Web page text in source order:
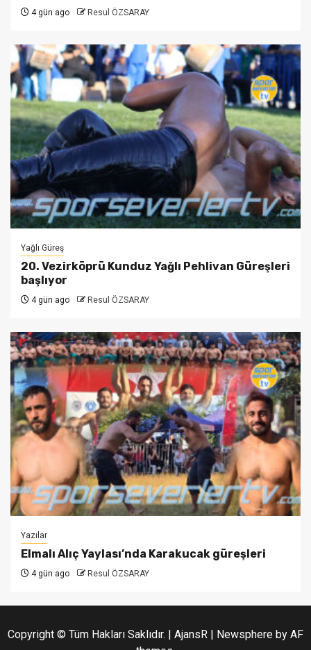
4 gün ago Resul ÖZSARAY
Yağlı Güreş
20. Vezirköprü Kunduz Yağlı Pehlivan Güreşleri
başlıyor
4 gün ago Resul ÖZSARAY
Yazılar
Elmalı Alıç Yaylası’nda Karakucak güreşleri
4 gün ago Resul ÖZSARAY
Copyright © Tüm Hakları Saklıdır. | AjansR | Newsphere by AF